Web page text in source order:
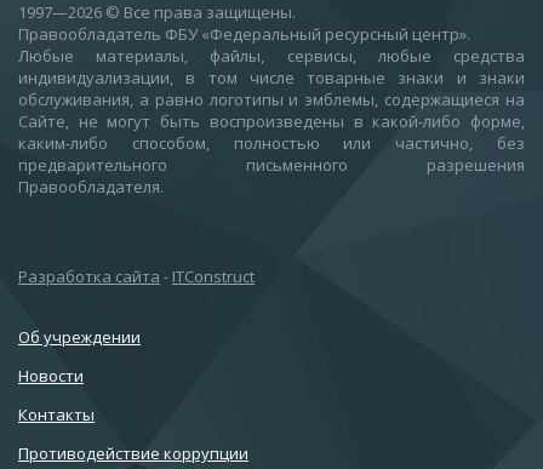
1997—2026 © Все права защищены.
Правообладатель ФБУ «Федеральный ресурсный центр».
Любые материалы, файлы, сервисы, любые средства
индивидуализации, в том числе товарные знаки и знаки
обслуживания, а равно логотипы и эмблемы, содержащиеся на
Сайте, не могут быть воспроизведены в какой-либо форме,
каким-либо способом, полностью или частично, без
предварительного письменного разрешения
Правообладателя.
Разработка сайта - ITConstruct
Об учреждении
Новости
Контакты
Противодействие коррупции